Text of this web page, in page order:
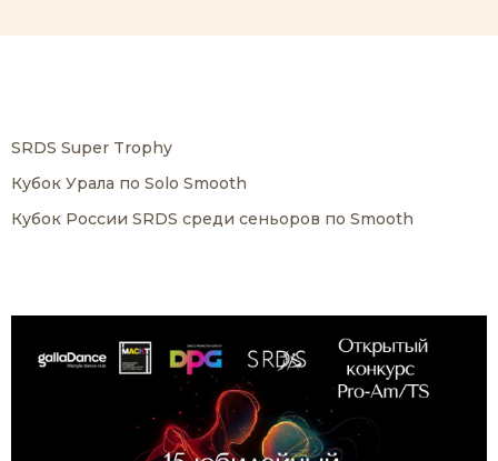
SRDS Super Trophy
Кубок Урала по Solo Smooth
Кубок России SRDS среди сеньоров по Smooth